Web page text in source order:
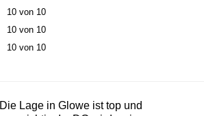
10 von 10
10 von 10
10 von 10
Lage in Glowe ist top und